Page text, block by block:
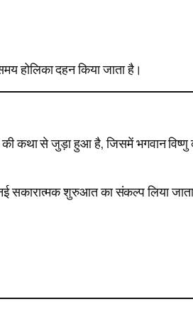
होलिका दहन किया जाता है।
कथा से जुड़ा हुआ है, जिसमें भगवान विष्णु
सकारात्मक शुरुआत का संकल्प लिया जाता